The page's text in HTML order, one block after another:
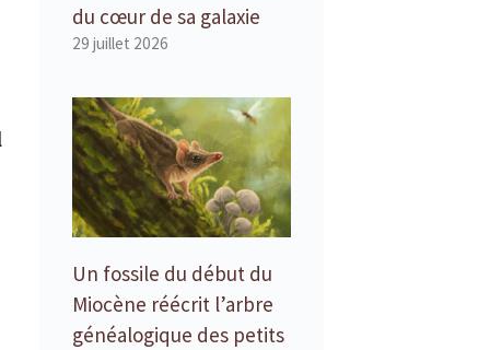
du cœur de sa galaxie
29 juillet 2026
Un fossile du début du
Miocène réécrit l’arbre
généalogique des petits